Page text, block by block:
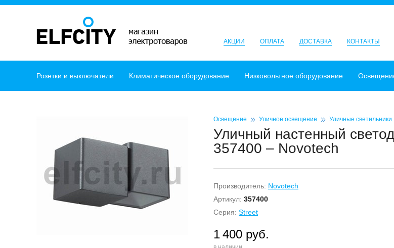
АКЦИИ ОПЛАТА ДОСТАВКА КОНТАКТЫ
Розетки и выключатели Климатическое оборудование Низковольтное оборудование
Освещение Уличное освещение Уличные светильники
Уличный настенный
357400 – Novotech
Производитель: Novotech
Артикул: 357400
Серия: Street
1 400 руб.